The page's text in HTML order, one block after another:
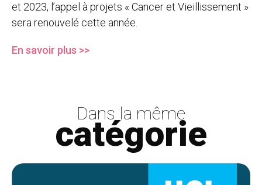
et 2023, l’appel à projets « Cancer et Vieillissement »
sera renouvelé cette année.
En savoir plus >>
Dans la même
catégorie